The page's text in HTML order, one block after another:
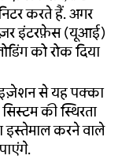
करते हैं. अगर
यूज़र इंटरफ़ेस (यूआई)
को रोक दिया
से यह पक्का
की स्थिरता
इस्तेमाल करने वाले